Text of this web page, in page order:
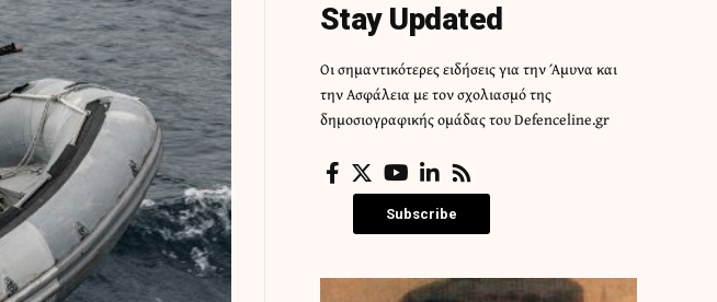
Stay Updated
Οι σημαντικότερες ειδήσεις για την Άμυνα και
την Ασφάλεια με τον σχολιασμό της
δημοσιογραφικής ομάδας του Defenceline.gr
Subscribe